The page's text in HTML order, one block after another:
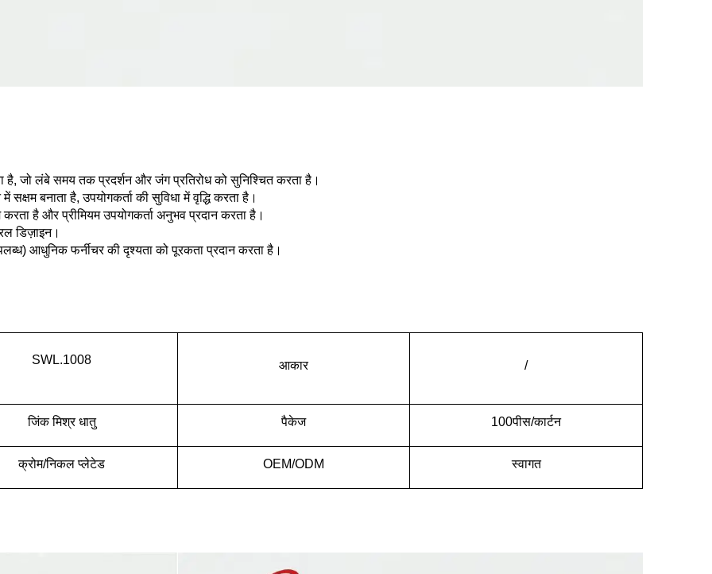
है, जो लंबे समय तक प्रदर्शन और जंग प्रतिरोध को सुनिश्चित करता है।
बनाता है, उपयोगकर्ता की सुविधा में वृद्धि करता है।
है और प्रीमियम उपयोगकर्ता अनुभव प्रदान करता है।
डिज़ाइन।
आधुनिक फर्नीचर की दृश्यता को पूरकता प्रदान करता है।
SWL.1008 आकार /
जिंक मिश्र धातु पैकेज 100पीस/कार्टन
क्रोम/निकल प्लेटेड OEM/ODM स्वागत